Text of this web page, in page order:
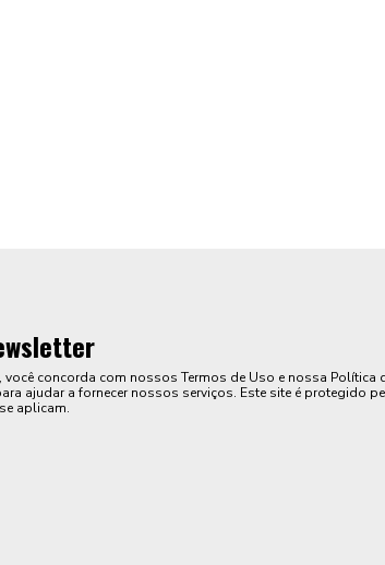
concorda com nossos Termos de Uso e nossa
ajudar a fornecer nossos serviços. Este site é protegido
aplicam.